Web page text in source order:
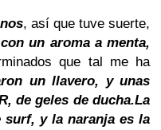
, así que tuve suerte,
con un aroma a menta,
que tal me ha
un llavero, y unas
de geles de ducha.La
surf, y la naranja es la